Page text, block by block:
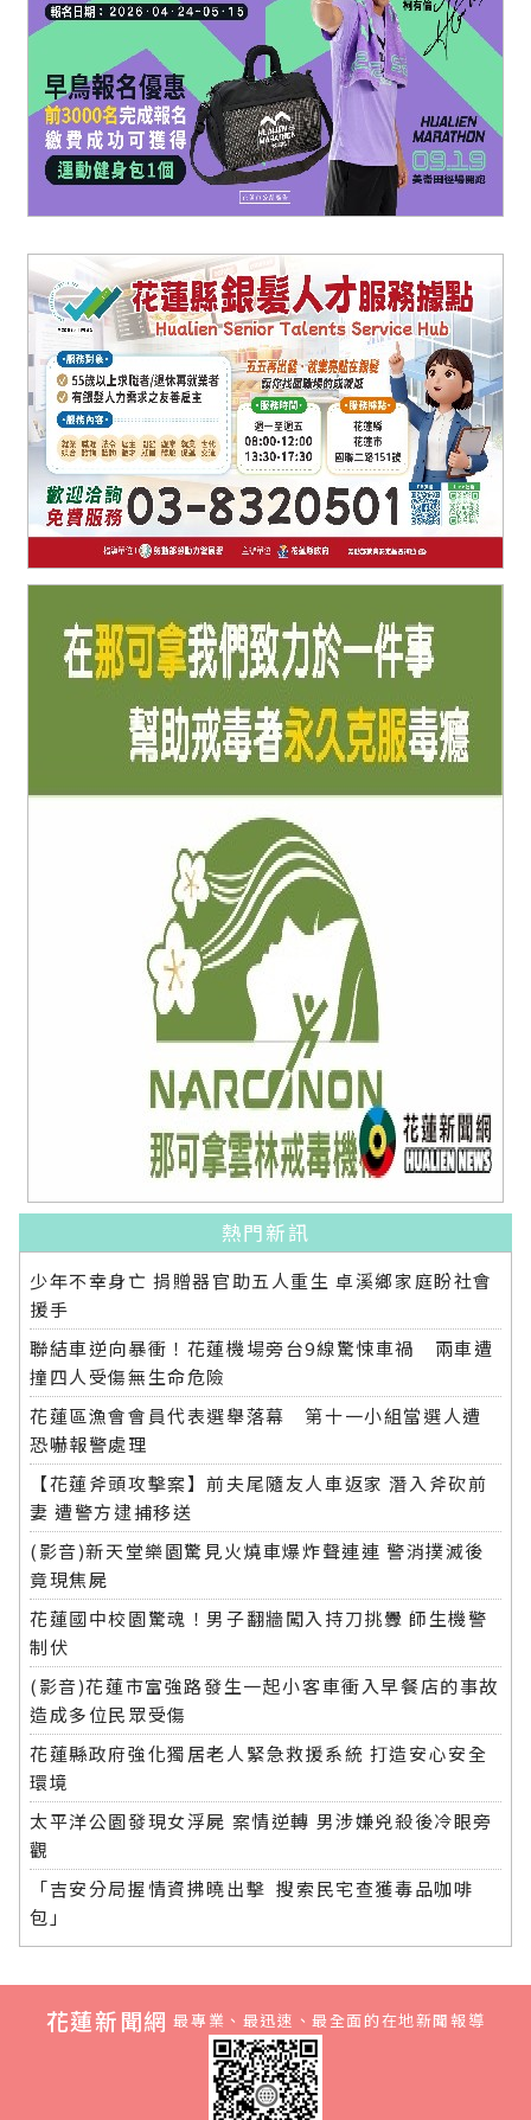
熱門新訊
少年不幸身亡 捐贈器官助五人重生 卓溪鄉家庭盼社會
援手
聯結車逆向暴衝！花蓮機場旁台9線驚悚車禍 兩車遭
撞四人受傷無生命危險
花蓮區漁會會員代表選舉落幕 第十一小組當選人遭
恐嚇報警處理
【花蓮斧頭攻擊案】前夫尾隨友人車返家 潛入斧砍前
妻 遭警方逮捕移送
(影音)新天堂樂園驚見火燒車爆炸聲連連 警消撲滅後
竟現焦屍
花蓮國中校園驚魂！男子翻牆闖入持刀挑釁 師生機警
制伏
(影音)花蓮市富強路發生一起小客車衝入早餐店的事故
造成多位民眾受傷
花蓮縣政府強化獨居老人緊急救援系統 打造安心安全
環境
太平洋公園發現女浮屍 案情逆轉 男涉嫌兇殺後冷眼旁
觀
「吉安分局握情資拂曉出擊 搜索民宅查獲毒品咖啡
包」
花蓮新聞網 最專業、最迅速、最全面的在地新聞報導